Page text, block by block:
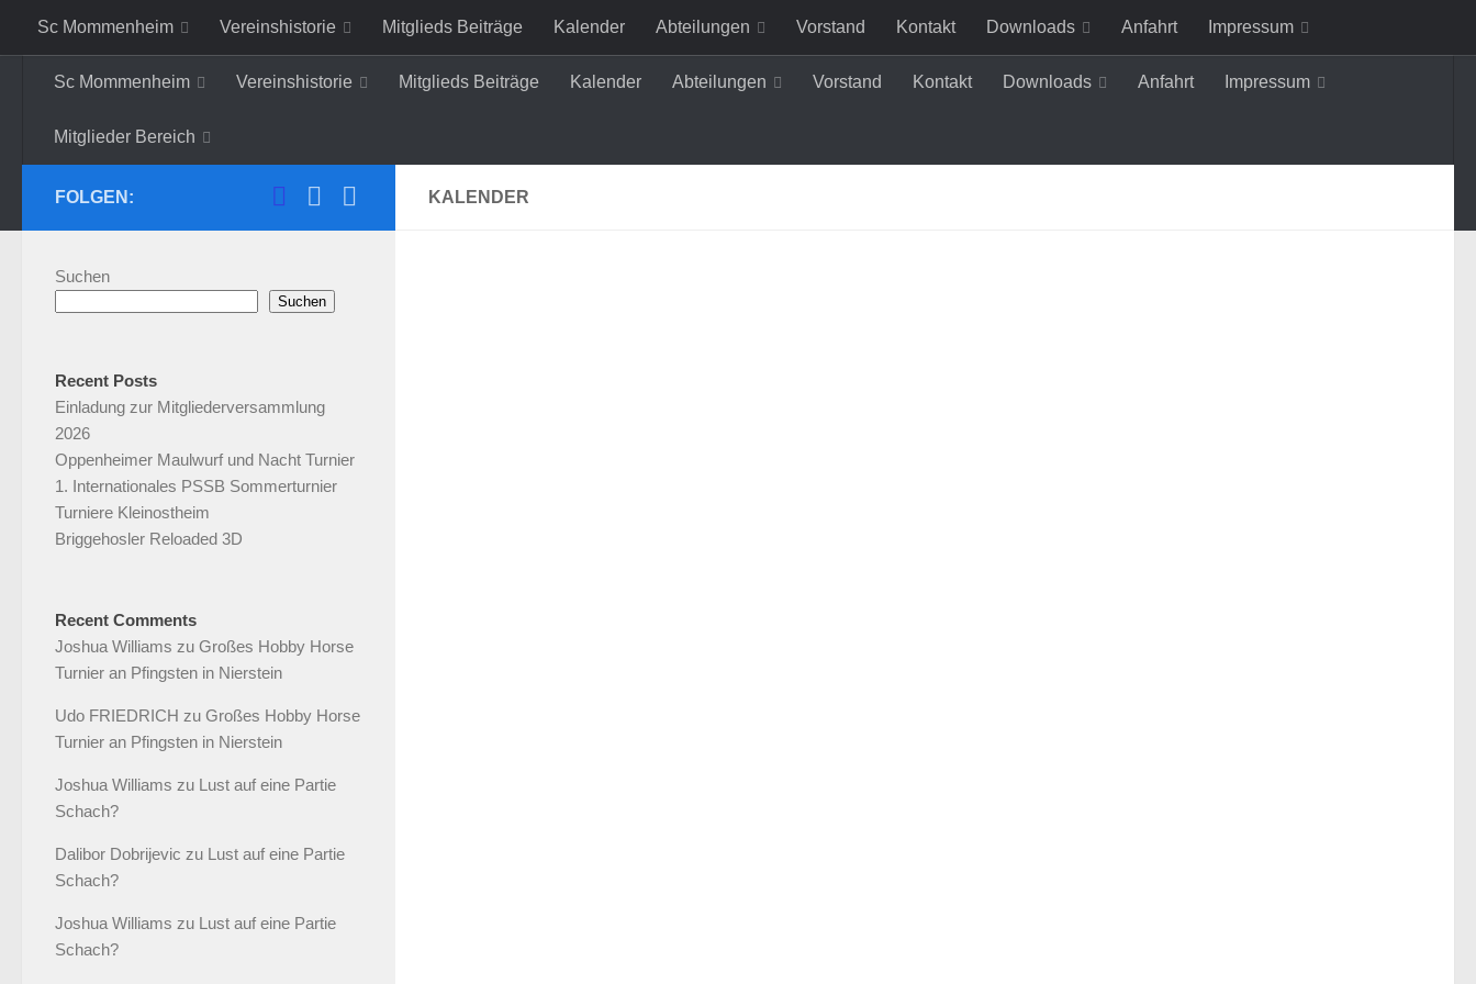
Zum Inhalt springen
Sc Mommenheim Vereinshistorie Mitglieds Beiträge Kalender Abteilungen Vorstand Kontakt Downloads Anfahrt Impressum
Mitglieder Bereich
Sc Mommenheim Vereinshistorie Mitglieds Beiträge Kalender Abteilungen Vorstand Kontakt Downloads Anfahrt Impressum
Mitglieder Bereich
KALENDER
FOLGEN:
Suchen
Suchen
Recent Posts
Einladung zur Mitgliederversammlung
2026
Oppenheimer Maulwurf und Nacht Turnier
1. Internationales PSSB Sommerturnier
Turniere Kleinostheim
Briggehosler Reloaded 3D
Recent Comments
Joshua Williams zu Großes Hobby Horse
Turnier an Pfingsten in Nierstein
Udo FRIEDRICH zu Großes Hobby Horse
Turnier an Pfingsten in Nierstein
Joshua Williams zu Lust auf eine Partie
Schach?
Dalibor Dobrijevic zu Lust auf eine Partie
Schach?
Joshua Williams zu Lust auf eine Partie
Schach?